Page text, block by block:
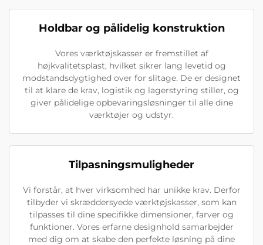
Holdbar og pålidelig konstruktion
Vores værktøjskasser er fremstillet af
højkvalitetsplast, hvilket sikrer lang levetid og
modstandsdygtighed over for slitage. De er designet
til at klare de krav, logistik og lagerstyring stiller, og
giver pålidelige opbevaringsløsninger til alle dine
værktøjer og udstyr.
Tilpasningsmuligheder
Vi forstår, at hver virksomhed har unikke krav. Derfor
tilbyder vi skræddersyede værktøjskasser, som kan
tilpasses til dine specifikke dimensioner, farver og
funktioner. Vores erfarne designhold samarbejder
med dig om at skabe den perfekte løsning på dine